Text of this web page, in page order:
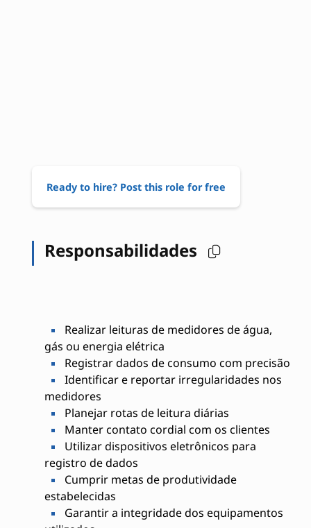
Ready to hire? Post this role for free
Responsabilidades
Realizar leituras de medidores de água,
gás ou energia elétrica
Registrar dados de consumo com precisão
Identificar e reportar irregularidades nos
medidores
Planejar rotas de leitura diárias
Manter contato cordial com os clientes
Utilizar dispositivos eletrônicos para
registro de dados
Cumprir metas de produtividade
estabelecidas
Garantir a integridade dos equipamentos